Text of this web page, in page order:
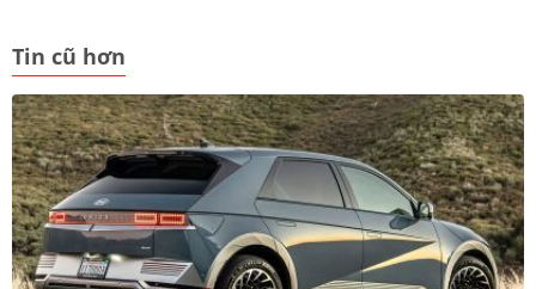
Tin cũ hơn